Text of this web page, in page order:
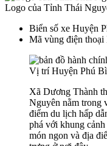
Logo của Tỉnh Thái
Biển số xe Huyện
Mã vùng điện
Vị trí Huyện Phú
Xã Dương Thành
Nguyên nằm trong
điểm du lịch hấp
phá với khung
món ngon và địa